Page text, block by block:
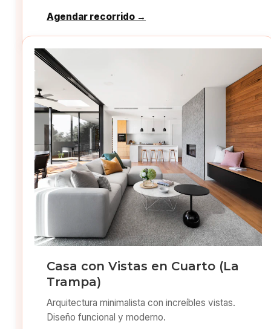
Agendar recorrido →
Casa con Vistas en Cuarto (La
Trampa)
Arquitectura minimalista con increíbles vistas.
Diseño funcional y moderno.